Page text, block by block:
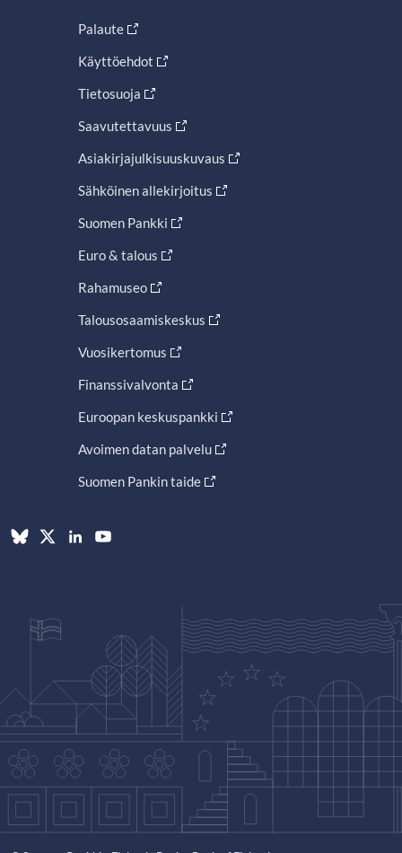
Palaute
Käyttöehdot
Tietosuoja
Saavutettavuus
Asiakirjajulkisuuskuvaus
Sähköinen allekirjoitus
Suomen Pankki
Euro & talous
Rahamuseo
Talousosaamiskeskus
Vuosikertomus
Finanssivalvonta
Euroopan keskuspankki
Avoimen datan palvelu
Suomen Pankin taide